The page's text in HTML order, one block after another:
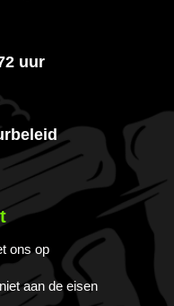
uur
ons op
aan de eisen